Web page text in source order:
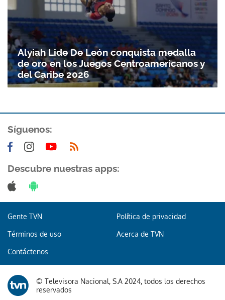
Gracias por suscribirte a nuestro boletín.
ACEPTAR
Alyiah Lide De León conquista medalla
de oro en los Juegos Centroamericanos y
del Caribe 2026
Síguenos:
Descubre nuestras apps:
Gente TVN Política de privacidad
Términos de uso Acerca de TVN
Contáctenos
© Televisora Nacional, S.A 2024, todos los derechos
reservados